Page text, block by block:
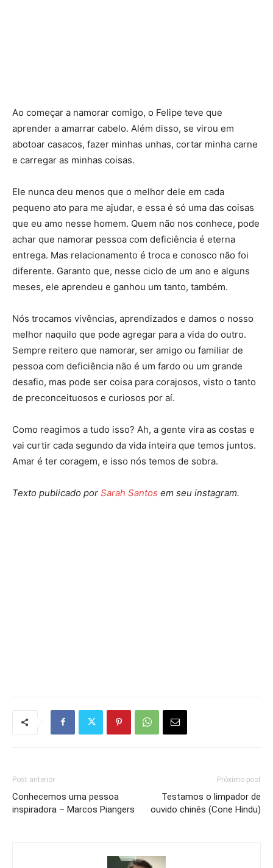
Ao começar a namorar comigo, o Felipe teve que
aprender a amarrar cabelo. Além disso, se virou em
abotoar casacos, fazer minhas unhas, cortar minha carne
e carregar as minhas coisas.
Ele nunca deu menos que o melhor dele em cada
pequeno ato para me ajudar, e essa é só uma das coisas
que eu amo nesse homem. Quem não nos conhece, pode
achar que namorar pessoa com deficiência é eterna
entrega. Mas relacionamento é troca e conosco não foi
diferente. Garanto que, nesse ciclo de um ano e alguns
meses, ele aprendeu e ganhou um tanto, também.
Nós trocamos vivências, aprendizados e damos o nosso
melhor naquilo que pode agregar para a vida do outro.
Sempre reitero que namorar, ser amigo ou familiar de
pessoa com deficiência não é um fardo ou um grande
desafio, mas pode ser coisa para corajosos, visto o tanto
de preconceituosos e curiosos por aí.
Como reagimos a tudo isso? Ah, a gente vira as costas e
vai curtir cada segundo da vida inteira que temos juntos.
Amar é ter coragem, e isso nós temos de sobra.
Texto publicado por Sarah Santos em seu instagram.
Post anterior
Conhecemos uma pessoa
inspiradora – Marcos Piangers
Próximo post
Testamos o limpador de
ouvido chinês (Cone Hindu)